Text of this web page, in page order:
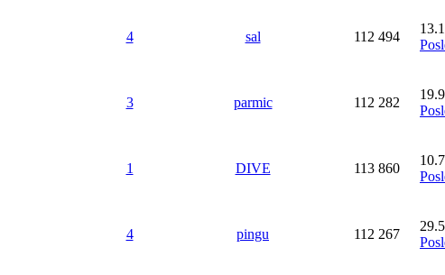
4 sal 112 494
3 parmic 112 282
1 DIVE 113 860
4 pingu 112 267